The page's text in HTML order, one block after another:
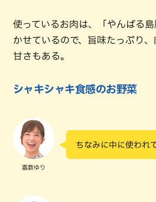
使っているお肉は、「やんばる
かせているので、旨味たっぷり
甘さもある。
シャキシャキ食感のお野菜
嘉数ゆり
ちなみに中に使われ